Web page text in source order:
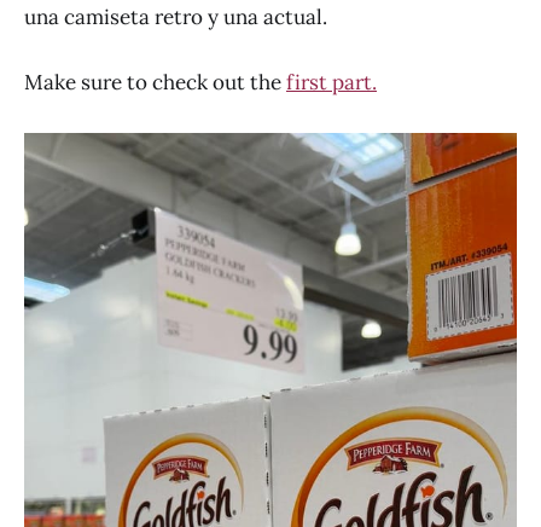
una camiseta retro y una actual.
Make sure to check out thefirst part.